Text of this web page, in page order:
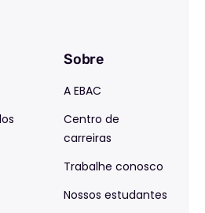
Sobre
A EBAC
Centro de
carreiras
Trabalhe conosco
Nossos estudantes